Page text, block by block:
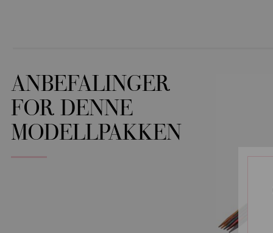
ANBEFALINGER
FOR DENNE
MODELLPAKKEN